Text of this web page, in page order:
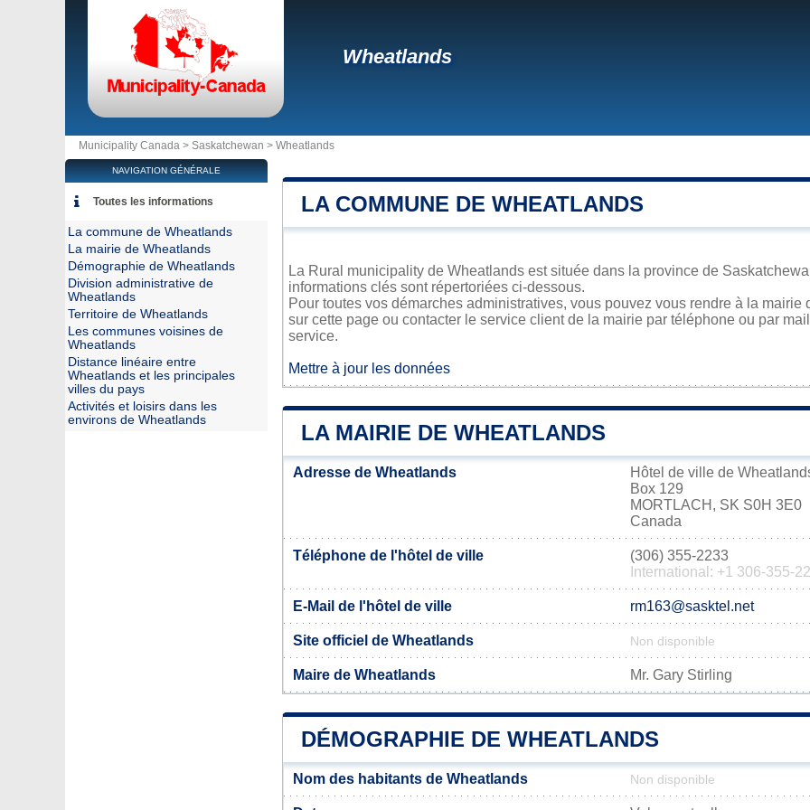
Wheatlands
Municipality Canada > Saskatchewan > Wheatlands
LA COMMUNE DE WHEATLANDS
La Rural municipality de Wheatlands est située dans la province de
informations clés sont répertoriées ci-dessous.
Pour toutes vos démarches administratives, vous pouvez vous rendre à la
sur cette page ou contacter le service client de la mairie par téléphone ou par
service.
Mettre à jour les données
LA MAIRIE DE WHEATLANDS
Adresse de Wheatlands
Hôtel de ville de
Box 129
MORTLACH, SK S0H 3E0
Canada
Téléphone de l'hôtel de ville
(306) 355-2233
International: +1 306-355-
E-Mail de l'hôtel de ville rm163@sasktel.net
Site officiel de Wheatlands Non disponible
Maire de Wheatlands Mr. Gary Stirling
DÉMOGRAPHIE DE WHEATLANDS
Nom des habitants de Wheatlands Non disponible
NAVIGATION GÉNÉRALE
Toutes les informations
La commune de Wheatlands
La mairie de Wheatlands
Démographie de Wheatlands
Division administrative de
Wheatlands
Territoire de Wheatlands
Les communes voisines de
Wheatlands
Distance linéaire entre
Wheatlands et les principales
villes du pays
Activités et loisirs dans les
environs de Wheatlands